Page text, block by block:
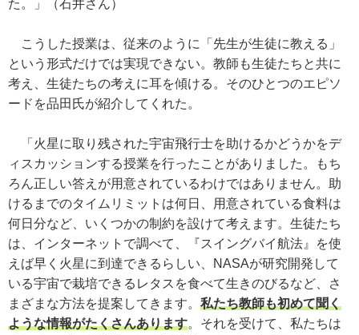
た。」（石井さん）
こうした授業は、従来のように「先生が生徒に教える」
という形式だけでは実現できない。教師も生徒たちと共に
考え、生徒たちの考えに耳を傾ける。そのひとつのエピソ
ードを品田氏が紹介してくれた。
「火星に取り残された宇宙飛行士を助けるかどうかをデ
ィスカッションする授業を行ったことがありました。もち
ろん正しい答えが用意されているわけではありません。助
けるまでのタイムリミットは何日、用意されている食料は
何日分など、いくつかの制約を設けて考えます。生徒たち
は、インターネットで調べて、『スイングバイ航法』を使
えば早く火星に到達できるらしい、NASAが研究開発して
いる宇宙で栽培できるレタスを食べて生きのびるなど、さ
まざまな方法を提案してきます。 私たち教師も初めて聞く
ような情報がたくさんあります。それを受けて、私たちは